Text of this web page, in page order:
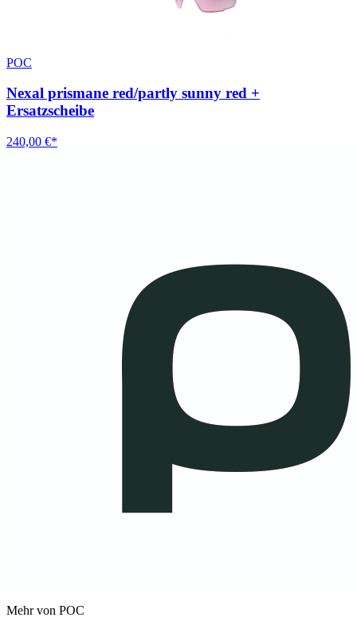
POC
Nexal prismane red/partly sunny red +
Ersatzscheibe
240,00 €*
Mehr von POC